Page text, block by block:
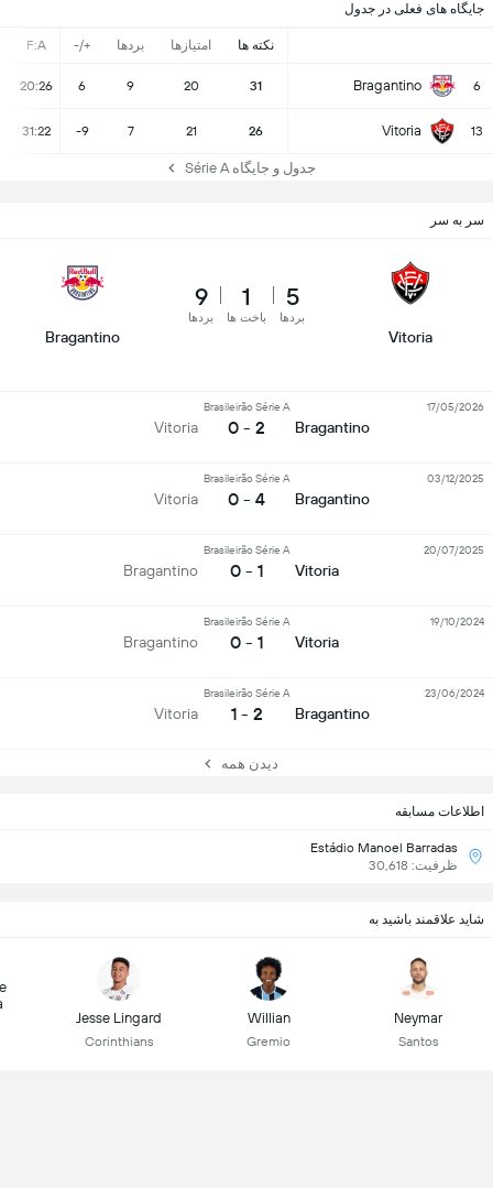
جایگاه های فعلی در جدول
نکته ها امتیازها بردها +/-
F:A
6
Bragantino
31
20
9
6
20:26
13
Vitoria
26
21
7
-9
31:22
جدول و جایگاه Série A
اطلاعات مسابقه
Estádio Manoel Barradas
ظرفیت: 30,618
سر به سر
Vitoria
5
بردها
1
باخت ها
9
بردها
Bragantino
Bragantino
Brasileirão Série A
2 - 0
Vitoria
17/05/2026
Bragantino
Brasileirão Série A
4 - 0
Vitoria
03/12/2025
Vitoria
Brasileirão Série A
1 - 0
Bragantino
20/07/2025
Vitoria
Brasileirão Série A
1 - 0
Bragantino
19/10/2024
Bragantino
Brasileirão Série A
2 - 1
Vitoria
23/06/2024
دیدن همه
شاید علاقمند باشید به
Neymar
Santos
Willian
Gremio
Jesse Lingard
Corinthians